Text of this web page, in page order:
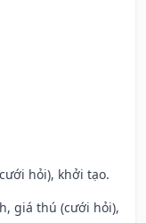
hỏi), khởi tạo.
giá thú (cưới hỏi),